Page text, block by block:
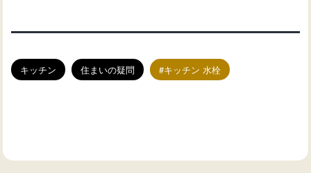
キッチン 住まいの疑問 キッチン 水栓